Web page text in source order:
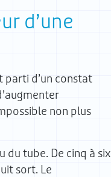
d’une
parti d’un constat
non plus
du tube. De cinq à six
sort. Le